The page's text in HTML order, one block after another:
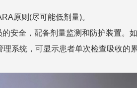
原则(尽可能低剂量)。
安全，配备剂量监测和防护装置。
系统，可显示患者单次检查吸收的